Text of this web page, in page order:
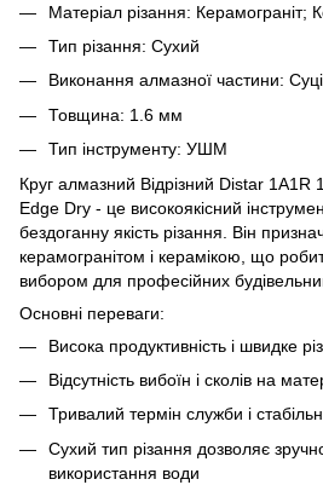
Матеріал різання: Керамограніт;
Тип різання: Сухий
Виконання алмазної частини:
Товщина: 1.6 мм
Тип інструменту: УШМ
Круг алмазний Відрізний Distar
Edge Dry - це високоякісний
бездоганну якість різання. Він
керамогранітом і керамікою, що
вибором для професійних
Основні переваги:
Висока продуктивність і швидке
Відсутність вибоїн і сколів на
Тривалий термін служби і
Сухий тип різання дозволяє
використання води